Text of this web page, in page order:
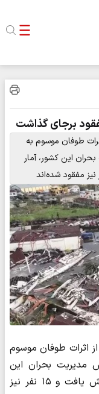
برجای گذاشت
طوفان موسوم به
این کشور، آمار
اثرات طوفان موسوم
مدیریت بحران این
کشور، آمار کشته‌شدگان به ۵۹ نفر افزایش یافت و ۱۵ نفر نیز